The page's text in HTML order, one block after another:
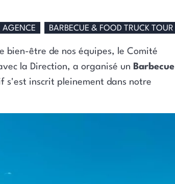
AGENCE BARBECUE & FOOD TRUCK TOUR
bien-être de nos équipes, le Comité
la Direction, a organisé un Barbecue
s'est inscrit pleinement dans notre